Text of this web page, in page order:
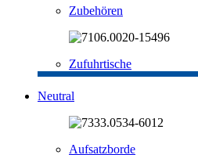
Zubehören
Zufuhrtische
Neutral
Aufsatzborde